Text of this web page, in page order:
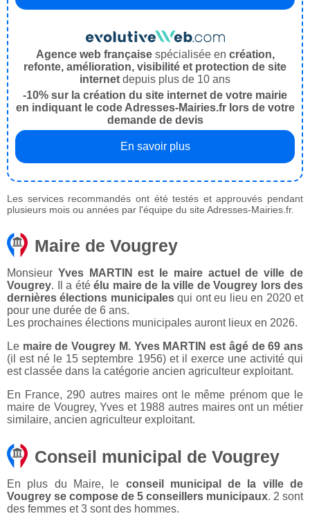
Agence web françaisespécialisée en création,
refonte, amélioration, visibilité et protection de site
internet depuis plus de 10 ans
-10% sur la création du site internet de votre mairie
en indiquant le code Adresses-Mairies.fr lors de votre
demande de devis
En savoir plus
Les services recommandés ont été testés et approuvés pendant
plusieurs mois ou années par l'équipe du site Adresses-Mairies.fr.
Maire de Vougrey
Monsieur Yves MARTIN est le maire actuel de ville de
Vougrey. Il a été élu maire de la ville de Vougrey lors des
dernières élections municipalesqui ont eu lieu en 2020 et
pour une durée de 6 ans.
Les prochaines élections municipales auront lieux en 2026.
Le maire de Vougrey M. Yves MARTIN est âgé de 69 ans
(il est né le 15 septembre 1956) et il exerce une activité qui
est classée dans la catégorie ancien agriculteur exploitant.
En France, 290 autres maires ont le même prénom que le
maire de Vougrey, Yves et 1988 autres maires ont un métier
similaire, ancien agriculteur exploitant.
Conseil municipal de Vougrey
En plus du Maire, le conseil municipal de la ville de
Vougrey se compose de 5 conseillers municipaux. 2 sont
des femmes et 3 sont des hommes.